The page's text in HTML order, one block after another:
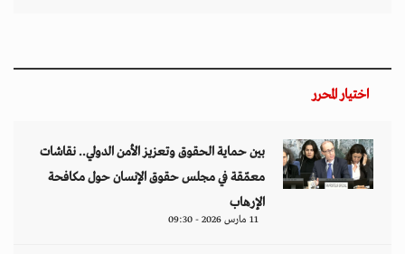
اختيار المحرر
بين حماية الحقوق وتعزيز الأمن الدولي.. نقاشات
معمّقة في مجلس حقوق الإنسان حول مكافحة
الإرهاب
11 مارس 2026 - 09:30